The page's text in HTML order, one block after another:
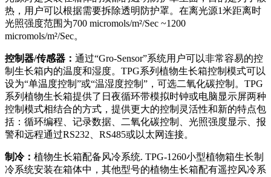
热，用户可以根据需要拆除透明防护罩。在离光源1米距离时
光照强度范围为700 micromols/m²/Sec ~1200
micromols/m²/Sec。
控制器/传感器： 通过“Gro-Sensor”系统用户可以非常容易的控
制生长箱内的温度和湿度。TPG系列植物生长箱控制模式可以
设为“单温度控制”或“温湿度控制”，可选二氧化碳控制。TPG
系列植物生长箱提供了日夜循环带模拟时钟或电脑显示屏两种
控制模式相结合的方式，提供更大的控制灵活性和新的特点包
括：循环编程、记录数据、二氧化碳控制、光照强度显示、报
警和远程通过RS232、RS485或以太网连接。
制冷： 植物生长箱配备风冷系统. TPG-1260小型植物箱生长制
冷系统安装在箱体中，其他型号的植物生长箱配有遥控风冷系